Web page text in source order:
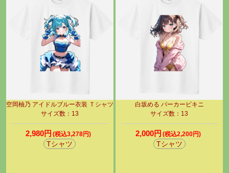
空岡柚乃 アイドルブルー衣装 Ｔシャツ
サイズ数：13
2,980円 (税込3,278円)
Tシャツ
白坂める パーカービキニ
サイズ数：13
2,000円 (税込2,200円)
Tシャツ